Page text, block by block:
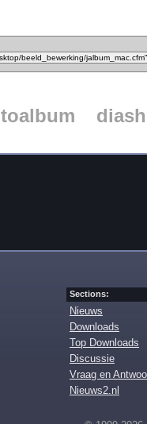
Sections:
Nieuws
Downloads
Top Downloads
Discussie
Vraag en
Nieuws2.nl